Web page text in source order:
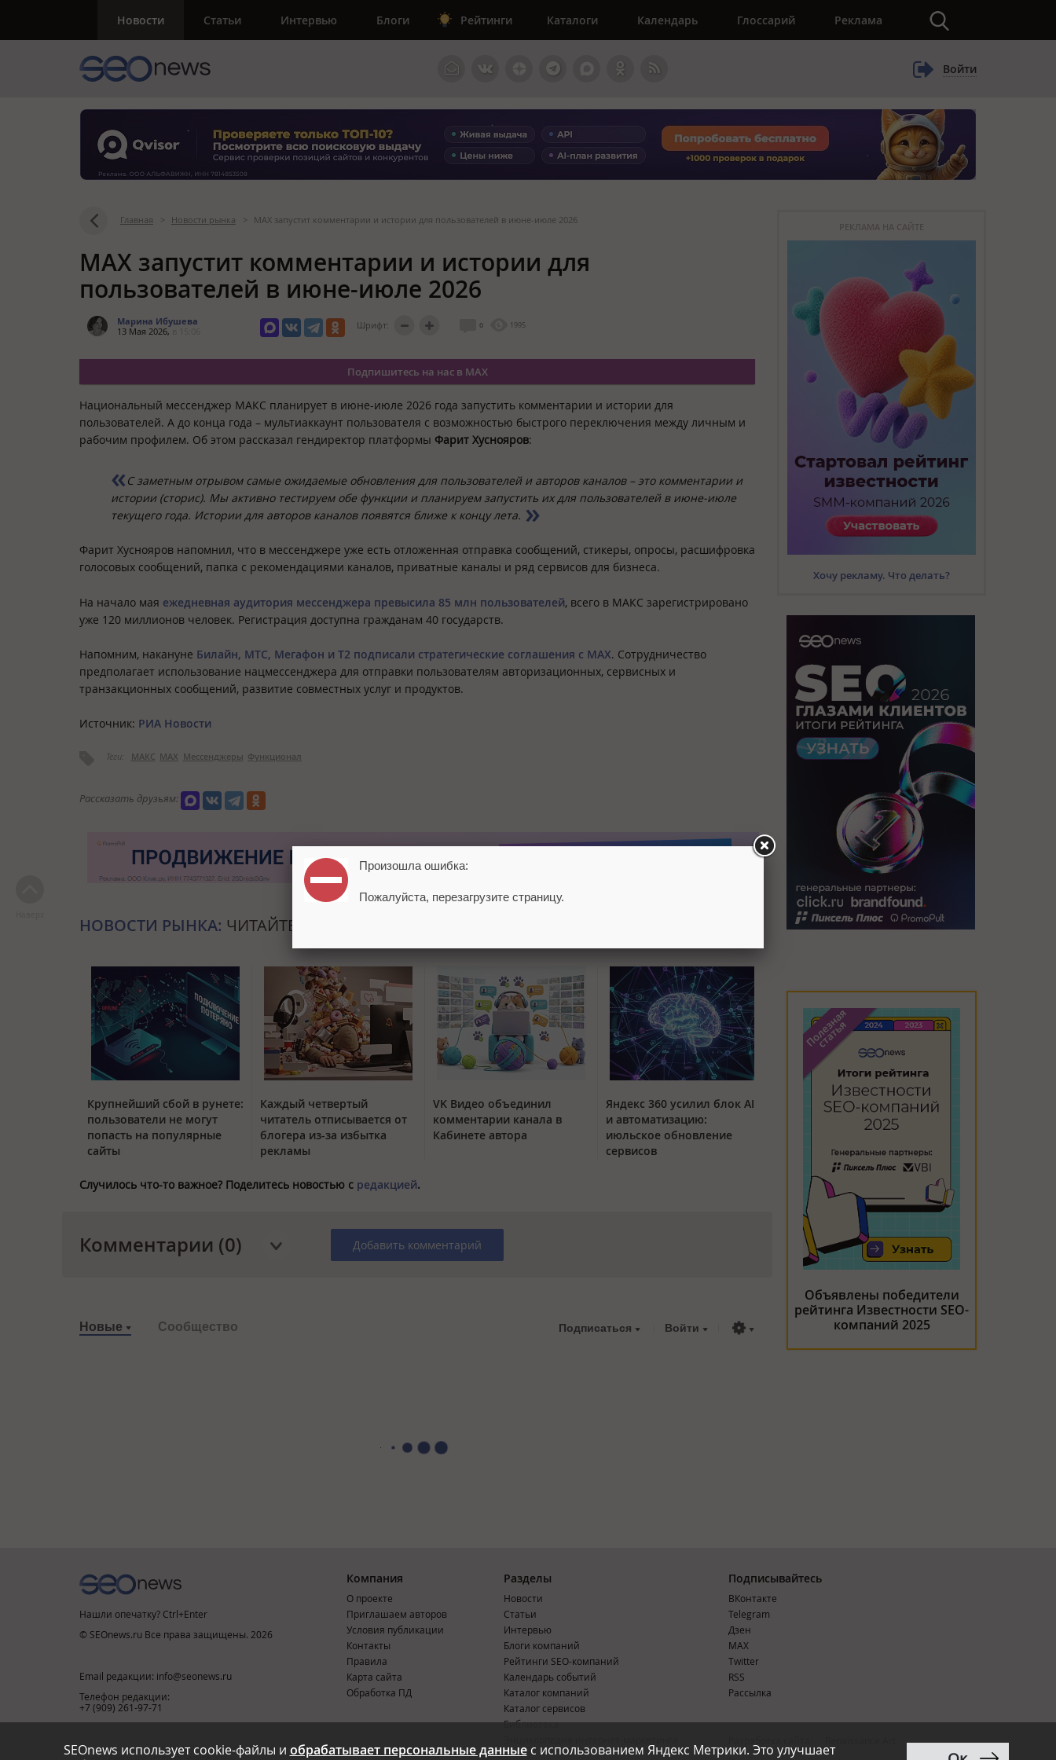
Новости Статьи Интервью Блоги Рейтинги Каталоги Календарь Глоссарий Реклама
Войти
Главная > Новости рынка > MAX запустит комментарии и истории для пользователей в июне-июле 2026
MAX запустит комментарии и истории для
пользователей в июне-июле 2026
Марина Ибушева
13 Мая 2026,
Шрифт: 0 1995
Подпишитесь на нас в MAX
Национальный мессенджер МАКС планирует в июне-июле 2026 года запустить комментарии и истории для
пользователей. А до конца года – мультиаккаунт пользователя с возможностью быстрого переключения между личным и
рабочим профилем. Об этом рассказал гендиректор платформы Фарит Хуснояров:
С заметным отрывом самые ожидаемые обновления для пользователей и авторов каналов – это комментарии и
истории (сторис). Мы активно тестируем обе функции и планируем запустить их для пользователей в июне-июле
текущего года. Истории для авторов каналов появятся ближе к концу лета.
Фарит Хуснояров напомнил, что в мессенджере уже есть отложенная отправка сообщений, стикеры, опросы, расшифровка
голосовых сообщений, папка с рекомендациями каналов, приватные каналы и ряд сервисов для бизнеса.
На начало мая ежедневная аудитория мессенджера превысила 85 млн пользователей, всего в МАКС зарегистрировано
уже 120 миллионов человек. Регистрация доступна гражданам 40 государств.
Напомним, накануне Билайн, МТС, Мегафон и Т2 подписали стратегические соглашения с MAX. Сотрудничество
предполагает использование нацмессенджера для отправки пользователям авторизационных, сервисных и
транзакционных сообщений, развитие совместных услуг и продуктов.
Источник: РИА Новости
Теги: МАКС MAX Мессенджеры Функционал
Рассказать друзьям:
НОВОСТИ РЫНКА: ЧИТАЙТЕ ТАКЖЕ
Крупнейший сбой в рунете:
пользователи не могут
попасть на популярные
сайты
Каждый четвертый
читатель отписывается от
блогера из-за избытка
рекламы
VK Видео объединил
комментарии канала в
Кабинете автора
Яндекс 360 усилил блок AI
и автоматизацию:
июльское обновление
сервисов
Случилось что-то важное? Поделитесь новостью с редакцией.
Комментарии (0) Добавить комментарий
Новые Сообщество Подписаться Войти
РЕКЛАМА НА САЙТЕ
Хочу рекламу. Что делать?
Объявлены победители
рейтинга Известности SEO-
компаний 2025
SEOnews использует cookie-файлы и обрабатывает персональные данныес использованием Яндекс Метрики. Это улучшает
Нашли опечатку? Ctrl+Enter
© SEOnews.ru Все права защищены. 2026
Email редакции: info@seonews.ru
Телефон редакции:
+7 (909) 261-97-71
This site is protected by reCAPTCHA and the Google
Privacy Policy and Terms of Serviceapply.
Компания
О проекте
Приглашаем авторов
Условия публикации
Контакты
Правила
Карта сайта
Обработка ПД
Разделы
Новости
Статьи
Интервью
Блоги компаний
Рейтинги SEO-компаний
Календарь событий
Каталог компаний
Каталог сервисов
Библиотека
Подписывайтесь
ВКонтакте
Telegram
Дзен
MAX
Тwitter
RSS
Рассылка
Произошла ошибка:
Пожалуйста, перезагрузите страницу.